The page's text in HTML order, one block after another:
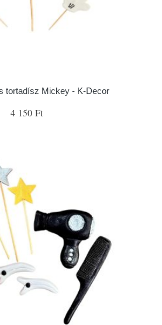
tortadísz Mickey - K-Decor
4 150 Ft